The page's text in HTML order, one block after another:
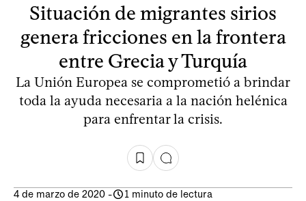
Situación de migrantes sirios
genera fricciones en la frontera
entre Grecia y Turquía
La Unión Europea se comprometió a brindar
toda la ayuda necesaria a la nación helénica
para enfrentar la crisis.
4 de marzo de 2020 - 1 minuto de lectura